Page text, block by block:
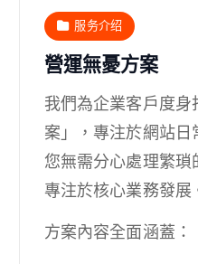
服务介绍
營運無憂方案
我們為企業客戶度
案」，專注於網站
您無需分心處理繁
專注於核心業務發展
方案內容全面涵蓋：